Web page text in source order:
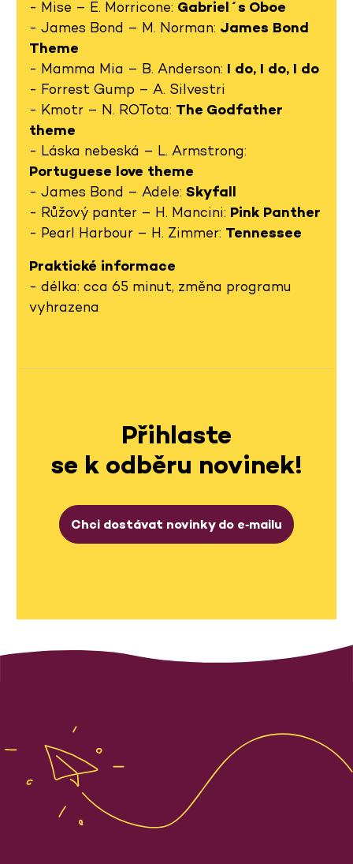
- Mise – E. Morricone: Gabriel´s Oboe
- James Bond – M. Norman: James Bond
Theme
- Mamma Mia – B. Anderson: I do, I do, I do
- Forrest Gump – A. Silvestri
- Kmotr – N. ROTota: The Godfather
theme
- Láska nebeská – L. Armstrong:
Portuguese love theme
- James Bond – Adele: Skyfall
- Růžový panter – H. Mancini: Pink Panther
- Pearl Harbour – H. Zimmer: Tennessee
Praktické informace
- délka: cca 65 minut, změna programu
vyhrazena
Přihlaste
se k odběru novinek!
Chci dostávat novinky do e‑mailu